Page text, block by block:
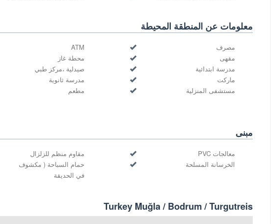
معلومات عن المنطقة المحيطة
ATM
مصرف
محطة غاز
مقهى
صيدلية ،مركز طبي
مدرسة ابتدائية
مدرسة ثانوية
ماركت
مطعم
مستشفى المنزلية
مبنى
مقاوم منظم للزلزال
معالجات PVC
حمام السباحة ( مكشوف
الخرسانة المسلحة
في الحديقة
Turkey Muğla / Bodrum / Turgutreis